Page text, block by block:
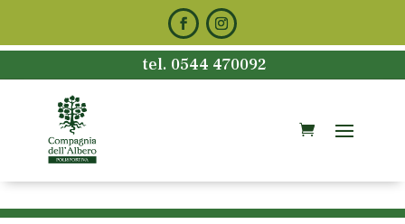
tel. 0544 470092